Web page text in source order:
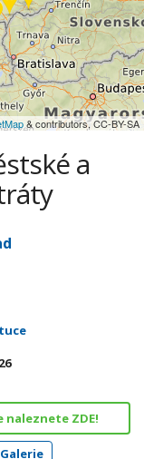
& contributors, CC-BY-SA
a
ZDE!
Galerie